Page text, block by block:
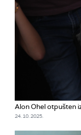
Alon Ohel otpušten
24. 10. 2025.